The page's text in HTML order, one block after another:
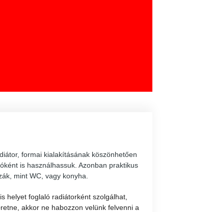
formai kialakításának köszönhetően
is használhassuk. Azonban praktikus
mint WC, vagy konyha.
helyet foglaló radiátorként szolgálhat,
akkor ne habozzon velünk felvenni a